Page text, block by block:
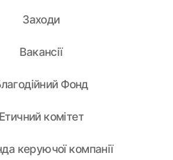
Заходи
Вакансії
Фонд
Етичний комітет
керуючої компанії